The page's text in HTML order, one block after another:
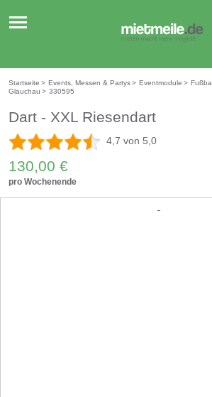
Toggle
navigation
Startseite > Events, Messen & Partys> Eventmodule >
Glauchau > 330595
Dart - XXL Riesendart
4,7 von 5,0
130,00 €
pro Wochenende